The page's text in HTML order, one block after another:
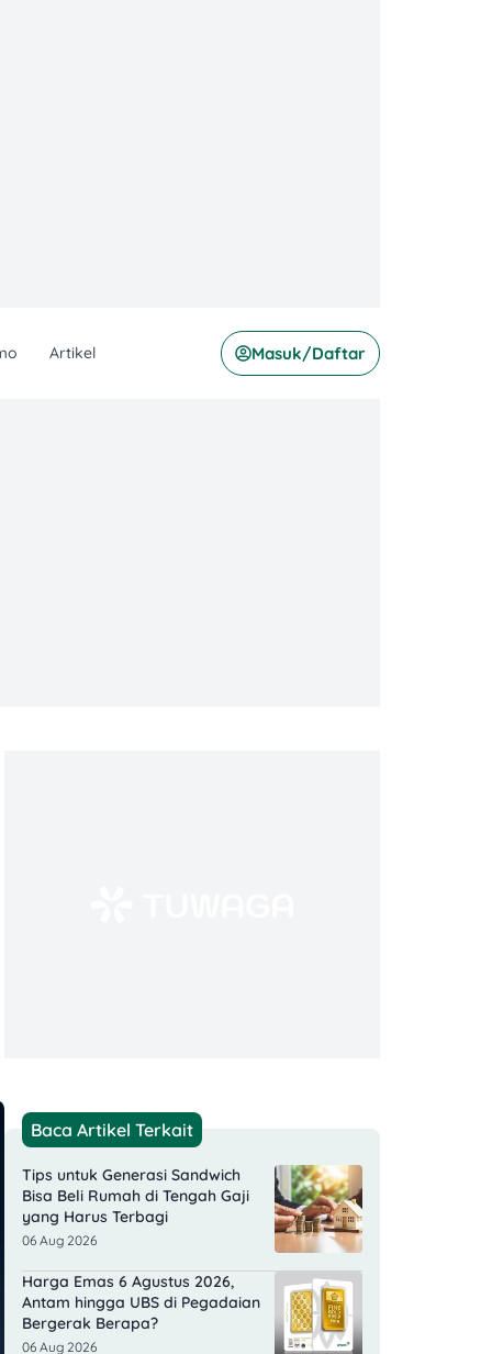
Artikel Masuk/Daftar
Baca Artikel Terkait
Tips untuk Generasi Sandwich
Bisa Beli Rumah di Tengah Gaji
yang Harus Terbagi
06 Aug 2026
Harga Emas 6 Agustus 2026,
Antam hingga UBS di Pegadaian
Bergerak Berapa?
06 Aug 2026